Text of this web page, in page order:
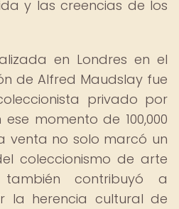
y las creencias de los
en Londres en el
de Alfred Maudslay fue
privado por
momento de 100,000
venta no solo marcó un
coleccionismo de arte
contribuyó a
la herencia cultural de